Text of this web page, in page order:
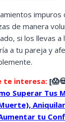
impuros
de manera
si los llevas a
a tu pareja y
te interesa: [😱
Superar Tus
tu